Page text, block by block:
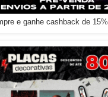
e ganhe cashback de 15%